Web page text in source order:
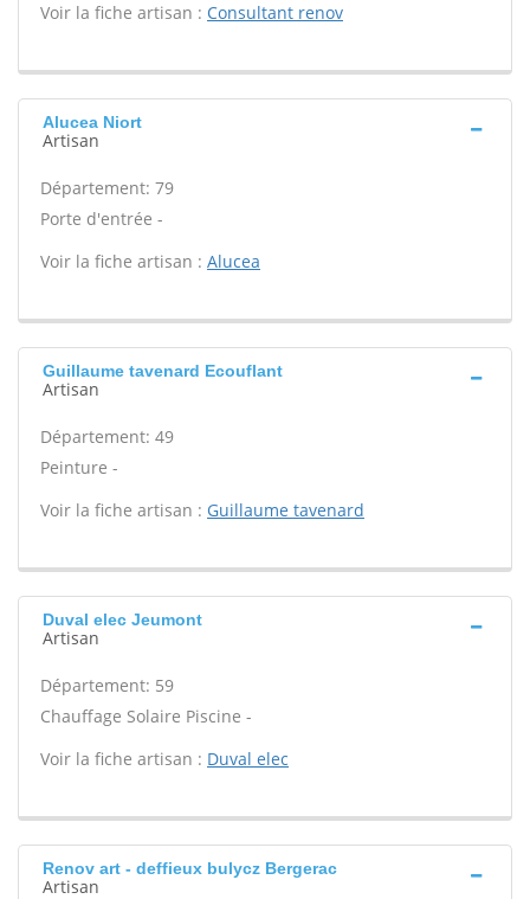
Voir la fiche artisan : Consultant renov
Alucea Niort
Artisan
Département: 79
Porte d'entrée -
Voir la fiche artisan : Alucea
Guillaume tavenard Ecouflant
Artisan
Département: 49
Peinture -
Voir la fiche artisan : Guillaume tavenard
Duval elec Jeumont
Artisan
Département: 59
Chauffage Solaire Piscine -
Voir la fiche artisan : Duval elec
Renov art - deffieux bulycz Bergerac
Artisan